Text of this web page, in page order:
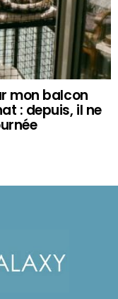
mon balcon
: depuis, il ne